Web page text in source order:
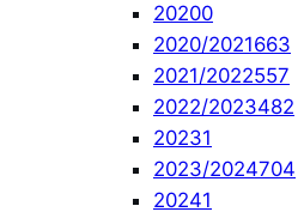
20200
2020/2021663
2021/2022557
2022/2023482
20231
2023/2024704
20241